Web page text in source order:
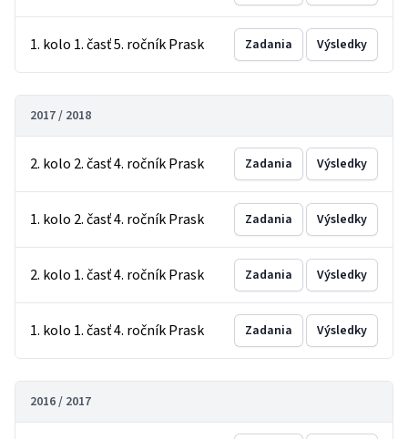
1. kolo 1. časť 5. ročník Prask Zadania Výsledky
2017 / 2018
2. kolo 2. časť 4. ročník Prask Zadania Výsledky
1. kolo 2. časť 4. ročník Prask Zadania Výsledky
2. kolo 1. časť 4. ročník Prask Zadania Výsledky
1. kolo 1. časť 4. ročník Prask Zadania Výsledky
2016 / 2017